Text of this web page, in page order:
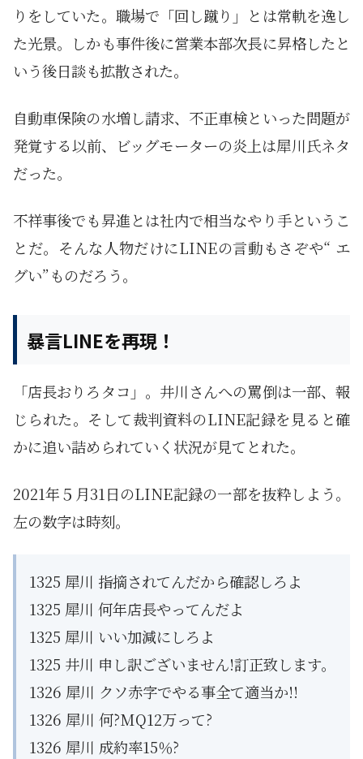
りをしていた。職場で「回し蹴り」とは常軌を逸し
た光景。しかも事件後に営業本部次長に昇格したと
いう後日談も拡散された。
自動車保険の水増し請求、不正車検といった問題が
発覚する以前、ビッグモーターの炎上は犀川氏ネタ
だった。
不祥事後でも昇進とは社内で相当なやり手というこ
とだ。そんな人物だけにLINEの言動もさぞや“ エ
グい”ものだろう。
暴言LINEを再現！
「店長おりろタコ」。井川さんへの罵倒は一部、報
じられた。そして裁判資料のLINE記録を見ると確
かに追い詰められていく状況が見てとれた。
2021年５月31日のLINE記録の一部を抜粋しよう。
左の数字は時刻。
1325 犀川 指摘されてんだから確認しろよ
1325 犀川 何年店長やってんだよ
1325 犀川 いい加減にしろよ
1325 井川 申し訳ございません!訂正致します。
1326 犀川 クソ赤字でやる事全て適当か!!
1326 犀川 何?MQ12万って?
1326 犀川 成約率15％?